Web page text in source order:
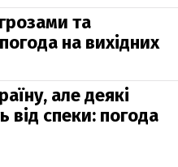
та
на вихідних
але деякі
від спеки: погода